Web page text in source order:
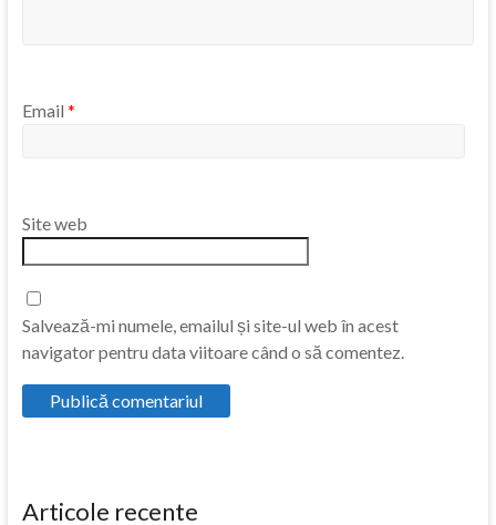
Email *
Site web
Salvează-mi numele, emailul și site-ul web în acest
navigator pentru data viitoare când o să comentez.
Articole recente